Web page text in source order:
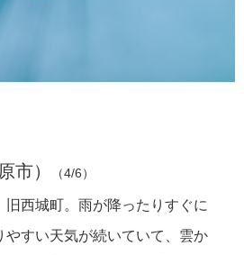
市） （4/6）
旧西城町。雨が降ったりすぐに
やすい天気が続いていて、雲か